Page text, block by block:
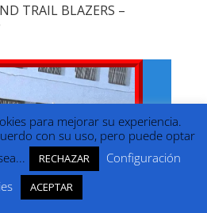
TRAIL BLAZERS –
para mejorar su experiencia.
con su uso, pero puede optar
RECHAZAR
Configuración
ACEPTAR